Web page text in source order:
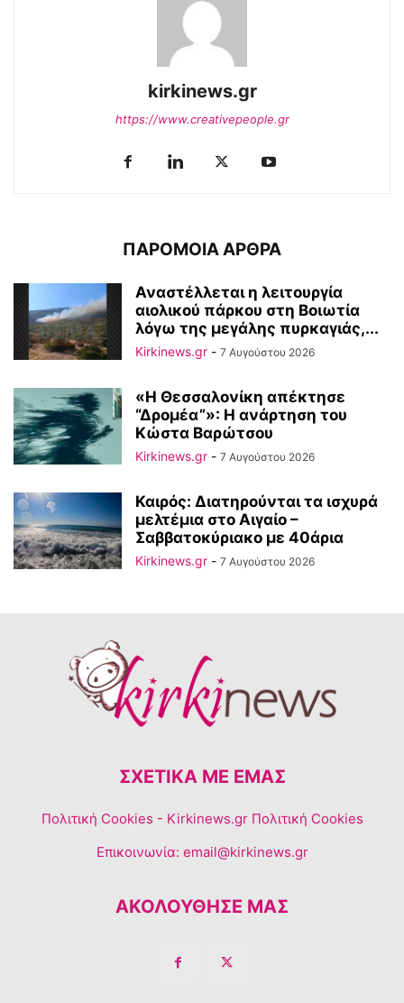
kirkinews.gr
https://www.creativepeople.gr
ΠΑΡΟΜΟΙΑ ΑΡΘΡΑ
Αναστέλλεται η λειτουργία
αιολικού πάρκου στη Βοιωτία
λόγω της μεγάλης πυρκαγιάς,...
Kirkinews.gr - 7 Αυγούστου 2026
«Η Θεσσαλονίκη απέκτησε
“Δρομέα”»: Η ανάρτηση του
Κώστα Βαρώτσου
Kirkinews.gr - 7 Αυγούστου 2026
Καιρός: Διατηρούνται τα ισχυρά
μελτέμια στο Αιγαίο –
Σαββατοκύριακο με 40άρια
Kirkinews.gr - 7 Αυγούστου 2026
ΣΧΕΤΙΚΆ ΜΕ ΕΜΆΣ
Πολιτική Cookies - Kirkinews.gr Πολιτική Cookies
Επικοινωνία: email@kirkinews.gr
ΑΚΟΛΟΥΘΗΣΕ ΜΑΣ